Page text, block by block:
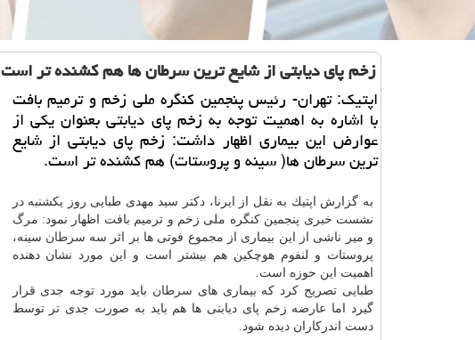
زخم پای دیابتی از شایع ترین سرطان ها هم كشنده تر است
اپتیك: تهران- رئیس پنجمین كنگره ملی زخم و ترمیم بافت
با اشاره به اهمیت توجه به زخم پای دیابتی بعنوان یكی از
عوارض این بیماری اظهار داشت: زخم پای دیابتی از شایع
ترین سرطان ها( سینه و پروستات) هم كشنده تر است.
به گزارش اپتیك به نقل از ایرنا، دكتر سید مهدی طبایی روز یكشنبه در
نشست خبری پنجمین كنگره ملی زخم و ترمیم بافت اظهار نمود: مرگ
و میر ناشی از این بیماری از مجموع فوتی ها بر اثر سه سرطان سینه،
پروستات و لنفوم هوچكین هم بیشتر است و این مورد نشان دهنده
اهمیت این حوزه است.
طبایی تصریح كرد كه بیماری های سرطان باید مورد توجه جدی قرار
گیرد اما عارضه زخم پای دیابتی ها هم باید به صورت جدی تر توسط
دست اندركاران دیده شود.